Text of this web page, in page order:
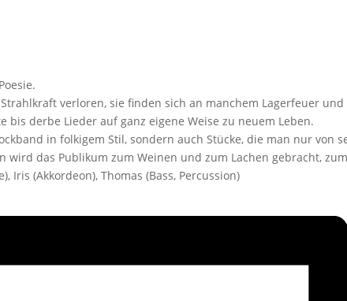
verloren, sie finden sich an manchem Lagerfeuer
bis derbe Lieder auf ganz eigene Weise zu neuem Leben.
in folkigem Stil, sondern auch Stücke, die man nur von
das Publikum zum Weinen und zum Lachen gebracht,
Iris (Akkordeon), Thomas (Bass, Percussion)